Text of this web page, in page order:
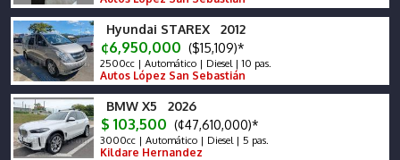
Hyundai STAREX 2012
¢6,950,000 ($15,109)*
2500cc | Automático | Diesel | 10 pas.
Autos López San Sebastián
BMW X5 2026
$ 103,500 (¢47,610,000)*
3000cc | Automático | Diesel | 5 pas.
Kildare Hernandez